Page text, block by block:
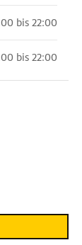
bis 22:00
bis 22:00